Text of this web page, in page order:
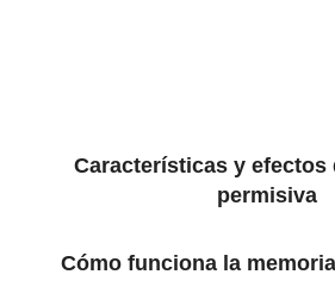
Características y efectos
permisiva
Cómo funciona la